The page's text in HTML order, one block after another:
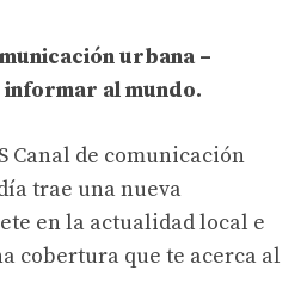
urbana –
al mundo.
Canal de comunicación
trae una nueva
en la actualidad local e
cobertura que te acerca al